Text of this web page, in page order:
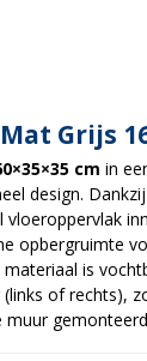
Grijs
cm in
design.
opbergruimte
is
of rechts),